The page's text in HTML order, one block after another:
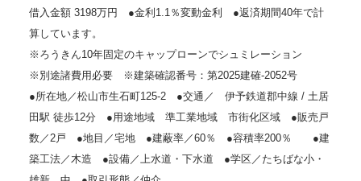
借入金額 3198万円 ●金利1.1％変動金利 ●返済期間40年で計
算しています。
※ろうきん10年固定のキャップローンでシュミレーション
※別途諸費用必要 ※建築確認番号：第2025建確-2052号
●所在地／松山市生石町125-2 ●交通／ 伊予鉄道郡中線 / 土居
田駅 徒歩12分 ●用途地域 準工業地域 市街化区域 ●販売戸
数／2戸 ●地目／宅地 ●建蔽率／60％ ●容積率200％ ●建
築工法／木造 ●設備／上水道・下水道 ●学区／たちばな小・